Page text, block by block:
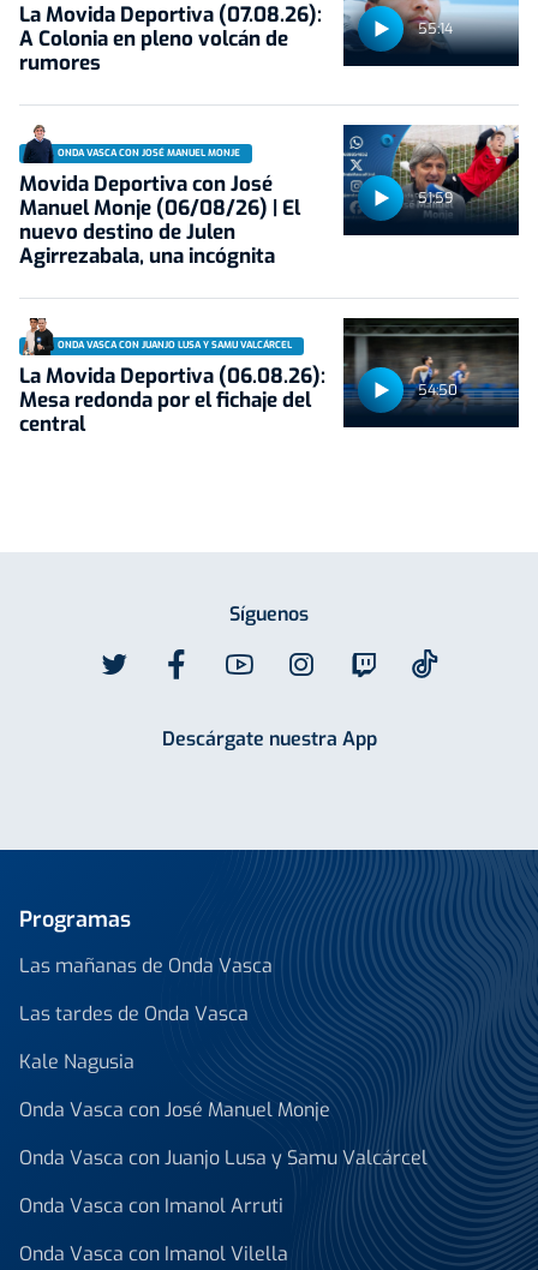
55:14
La Movida Deportiva (07.08.26):
A Colonia en pleno volcán de
rumores
51:59
ONDA VASCA CON JOSÉ MANUEL MONJE
Movida Deportiva con José
Manuel Monje (06/08/26) | El
nuevo destino de Julen
Agirrezabala, una incógnita
54:50
ONDA VASCA CON JUANJO LUSA Y SAMU VALCÁRCEL
La Movida Deportiva (06.08.26):
Mesa redonda por el fichaje del
central
Síguenos
Descárgate nuestra App
Programas
Las mañanas de Onda Vasca
Las tardes de Onda Vasca
Kale Nagusia
Onda Vasca con José Manuel Monje
Onda Vasca con Juanjo Lusa y Samu Valcárcel
Onda Vasca con Imanol Arruti
Onda Vasca con Imanol Vilella